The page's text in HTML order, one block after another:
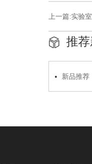
上一篇:实验
推
新品推荐
能工业自动